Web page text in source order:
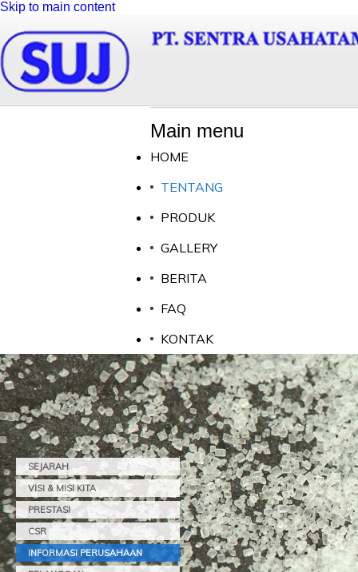
Skip to main content
Main menu
HOME
TENTANG
PRODUK
GALLERY
BERITA
FAQ
KONTAK
SEJARAH
VISI & MISI KITA
PRESTASI
CSR
INFORMASI PERUSAHAAN